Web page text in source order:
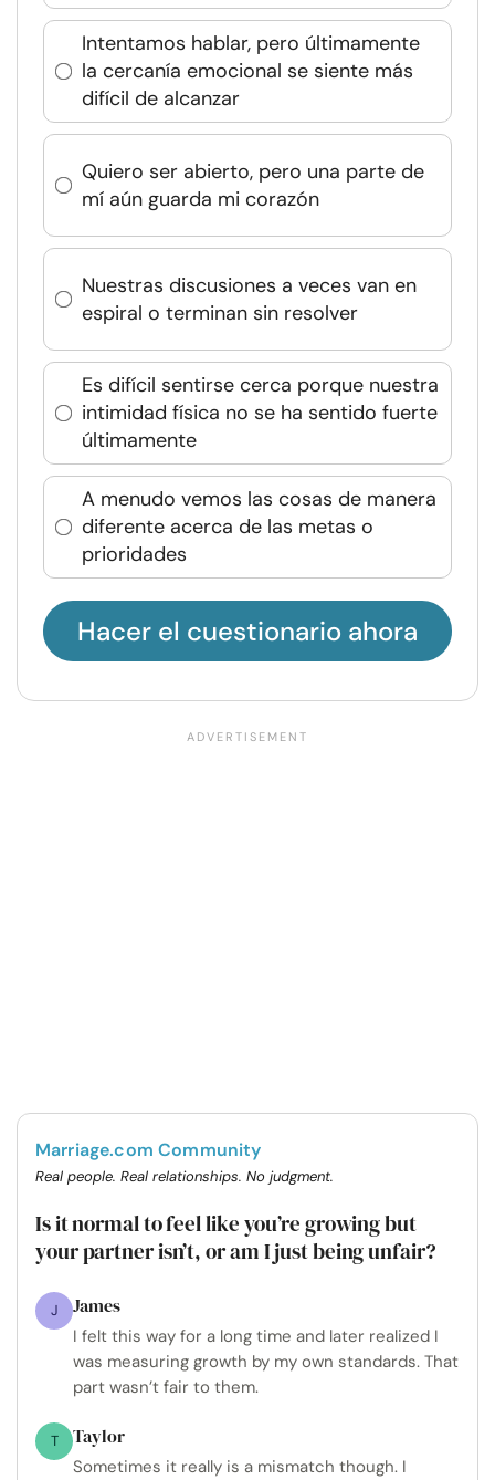
Intentamos hablar, pero últimamente
la cercanía emocional se siente más
difícil de alcanzar
Quiero ser abierto, pero una parte de
mí aún guarda mi corazón
Nuestras discusiones a veces van en
espiral o terminan sin resolver
Es difícil sentirse cerca porque nuestra
intimidad física no se ha sentido fuerte
últimamente
A menudo vemos las cosas de manera
diferente acerca de las metas o
prioridades
Hacer el cuestionario ahora
Marriage.com Community
Real people. Real relationships. No judgment.
Is it normal to feel like you’re growing but
your partner isn’t, or am I just being unfair?
J James
I felt this way for a long time and later realized I
was measuring growth by my own standards. That
part wasn’t fair to them.
T Taylor
Sometimes it really is a mismatch though. I